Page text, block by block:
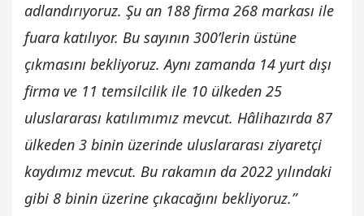
adlandırıyoruz. Şu an 188 firma 268 markası ile
fuara katılıyor. Bu sayının 300’lerin üstüne
çıkmasını bekliyoruz. Aynı zamanda 14 yurt dışı
firma ve 11 temsilcilik ile 10 ülkeden 25
uluslararası katılımımız mevcut. Hâlihazırda 87
ülkeden 3 binin üzerinde uluslararası ziyaretçi
kaydımız mevcut. Bu rakamın da 2022 yılındaki
gibi 8 binin üzerine çıkacağını bekliyoruz.”